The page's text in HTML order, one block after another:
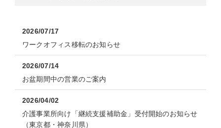
2026/07/17
ワークオフィス移転のお知らせ
2026/07/14
お盆期間中の営業のご案内
2026/04/02
介護事業所向け「継続支援補助金」受付開始のお知らせ
（東京都・神奈川県）